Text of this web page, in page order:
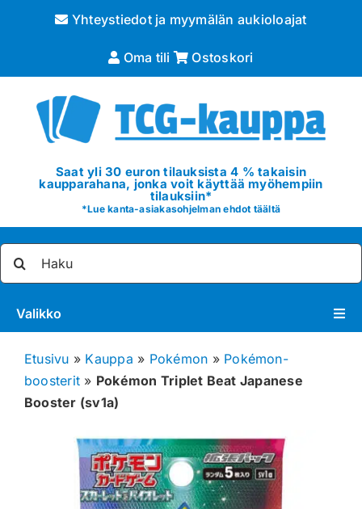
Yhteystiedot ja myymälän aukioloajat
Oma tili Ostoskori
Saat yli 30 euron tilauksista 4 % takaisin
kaupparahana, jonka voit käyttää myöhempiin
tilauksiin*
*Lue kanta-asiakasohjelman ehdot täältä
Valikko
Pokémon
Blind Boksit
Etusivu » Kauppa » Pokémon » Pokémon-
boosterit » Pokémon Triplet Beat Japanese
Booster (sv1a)